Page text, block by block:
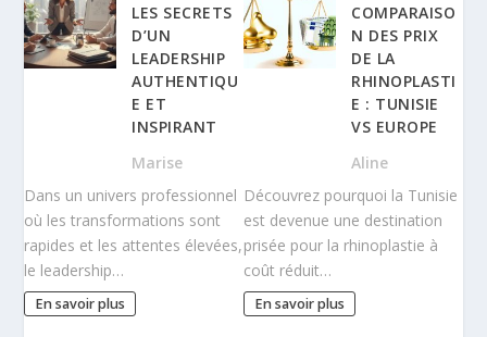
LES SECRETS
D’UN
LEADERSHIP
AUTHENTIQU
E ET
INSPIRANT
Marise
Dans un univers professionnel
où les transformations sont
rapides et les attentes élevées,
le leadership…
En savoir plus
COMPARAISO
N DES PRIX
DE LA
RHINOPLASTI
E : TUNISIE
VS EUROPE
Aline
Découvrez pourquoi la Tunisie
est devenue une destination
prisée pour la rhinoplastie à
coût réduit…
En savoir plus